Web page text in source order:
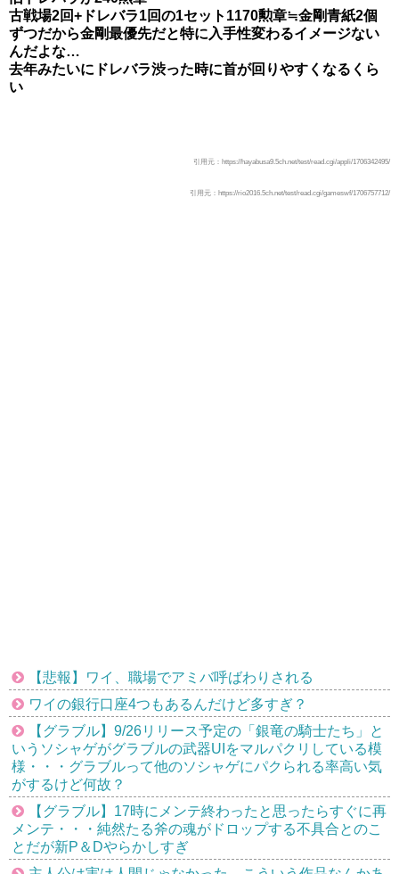
古戦場2回+ドレバラ1回の1セット1170勲章≒金剛青紙2個
ずつだから金剛最優先だと特に入手性変わるイメージない
んだよな…
去年みたいにドレバラ渋った時に首が回りやすくなるくら
い
引用元：https://hayabusa9.5ch.net/test/read.cgi/appli/1706342495/
引用元：https://rio2016.5ch.net/test/read.cgi/gameswf/1706757712/
【悲報】ワイ、職場でアミバ呼ばわりされる
ワイの銀行口座4つもあるんだけど多すぎ？
【グラブル】9/26リリース予定の「銀竜の騎士たち」と
いうソシャゲがグラブルの武器UIをマルパクリしている模
様・・・グラブルって他のソシャゲにパクられる率高い気
がするけど何故？
【グラブル】17時にメンテ終わったと思ったらすぐに再
メンテ・・・純然たる斧の魂がドロップする不具合とのこ
とだが新P＆Dやらかしすぎ